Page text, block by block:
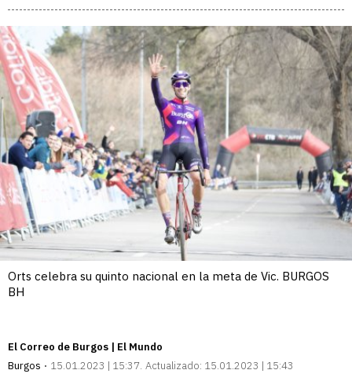
Orts celebra su quinto nacional en la meta de Vic. BURGOS
BH
El Correo de Burgos | El Mundo
Burgos
15.01.2023 | 15:37 Actualizado: 15.01.2023 | 15:43